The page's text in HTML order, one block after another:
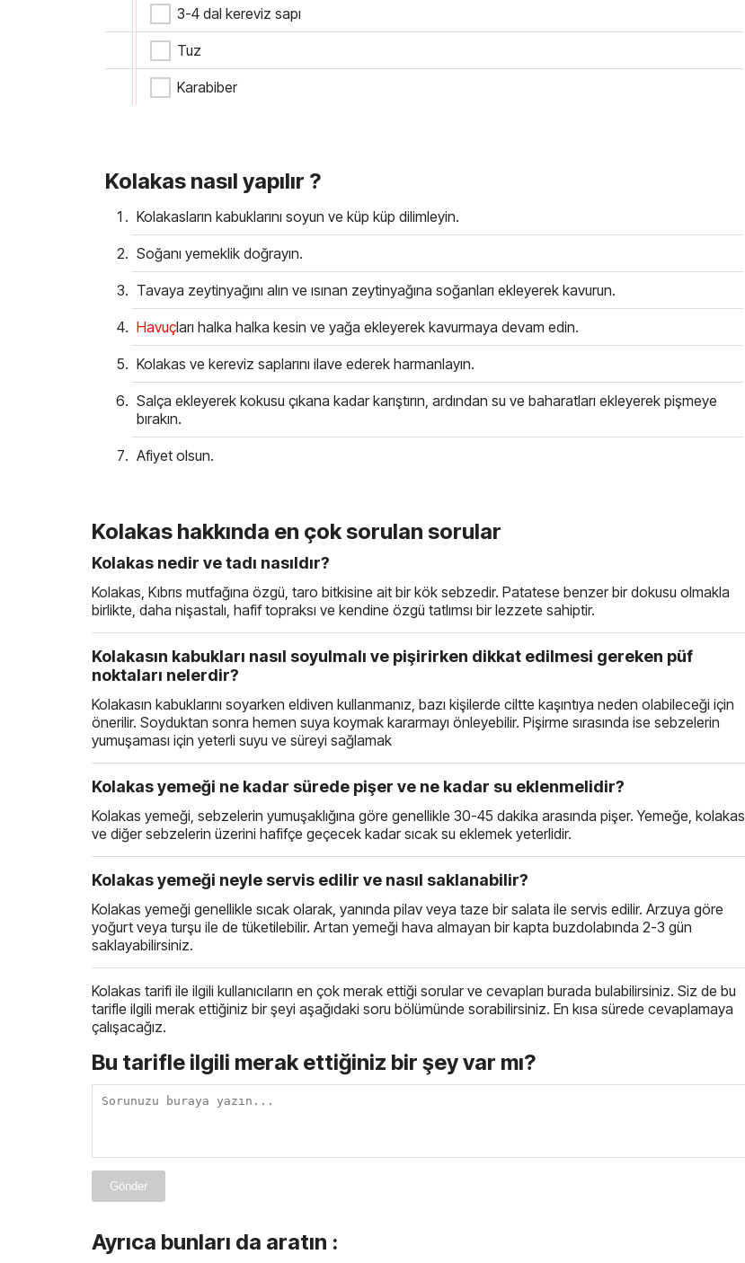
3-4 dal kereviz sapı
Tuz
Karabiber
Kolakas nasıl yapılır ?
Kolakasların kabuklarını soyun ve küp küp dilimleyin.
Soğanı yemeklik doğrayın.
Tavaya zeytinyağını alın ve ısınan zeytinyağına soğanları ekleyerek kavurun.
Havuçları halka halka kesin ve yağa ekleyerek kavurmaya devam edin.
Kolakas ve kereviz saplarını ilave ederek harmanlayın.
Salça ekleyerek kokusu çıkana kadar karıştırın, ardından su ve baharatları ekleyerek pişmeye
bırakın.
Afiyet olsun.
Kolakas hakkında en çok sorulan sorular
Kolakas nedir ve tadı nasıldır?
Kolakas, Kıbrıs mutfağına özgü, taro bitkisine ait bir kök sebzedir. Patatese benzer bir dokusu olmakla
birlikte, daha nişastalı, hafif topraksı ve kendine özgü tatlımsı bir lezzete sahiptir.
Kolakasın kabukları nasıl soyulmalı ve pişirirken dikkat edilmesi gereken püf
noktaları nelerdir?
Kolakasın kabuklarını soyarken eldiven kullanmanız, bazı kişilerde ciltte kaşıntıya neden olabileceği için
önerilir. Soyduktan sonra hemen suya koymak kararmayı önleyebilir. Pişirme sırasında ise sebzelerin
yumuşaması için yeterli suyu ve süreyi sağlamak
Kolakas yemeği ne kadar sürede pişer ve ne kadar su eklenmelidir?
Kolakas yemeği, sebzelerin yumuşaklığına göre genellikle 30-45 dakika arasında pişer. Yemeğe, kolakas
ve diğer sebzelerin üzerini hafifçe geçecek kadar sıcak su eklemek yeterlidir.
Kolakas yemeği neyle servis edilir ve nasıl saklanabilir?
Kolakas yemeği genellikle sıcak olarak, yanında pilav veya taze bir salata ile servis edilir. Arzuya göre
yoğurt veya turşu ile de tüketilebilir. Artan yemeği hava almayan bir kapta buzdolabında 2-3 gün
saklayabilirsiniz.
Kolakas tarifi ile ilgili kullanıcıların en çok merak ettiği sorular ve cevapları burada bulabilirsiniz. Siz de bu
tarifle ilgili merak ettiğiniz bir şeyi aşağıdaki soru bölümünde sorabilirsiniz. En kısa sürede cevaplamaya
çalışacağız.
Bu tarifle ilgili merak ettiğiniz bir şey var mı?
Gönder
Ayrıca bunları da aratın :